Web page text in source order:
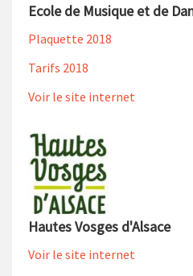
Ecole de Musique et de
Plaquette 2018
Tarifs 2018
Voir le site internet
Hautes Vosges d'Alsace
Voir le site internet